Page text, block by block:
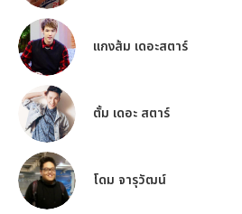
แกงส้ม เดอะสตาร์
ตั้ม เดอะ สตาร์
โดม จารุวัฒน์